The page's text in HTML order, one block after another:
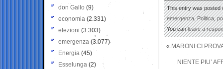
This entry was posted
emergenza,Politica,
You canleave a
« MARONI CI
NIENTE PIU’
don Gallo (9)
economia (2.331)
elezioni (3.303)
emergenza (3.077)
Energia (45)
Esselunga (2)